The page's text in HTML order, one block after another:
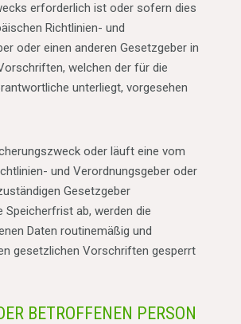
erforderlich ist oder sofern dies
Richtlinien- und
oder einen anderen Gesetzgeber in
welchen der für die
unterliegt, vorgesehen
oder läuft eine vom
und Verordnungsgeber oder
Gesetzgeber
Speicherfrist ab, werden die
Daten routinemäßig und
gesetzlichen Vorschriften gesperrt
BETROFFENEN PERSON